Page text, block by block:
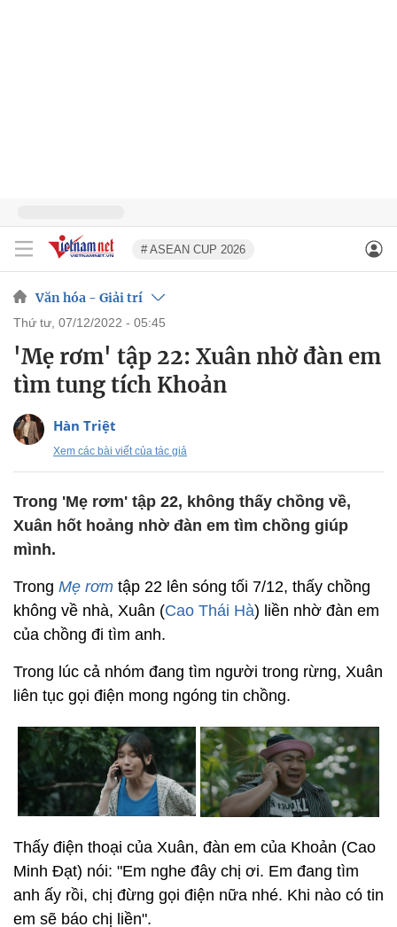
# ASEAN CUP 2026
Văn hóa - Giải trí
thứ tư, 07/12/2022 - 05:45
'Mẹ rơm' tập 22: Xuân nhờ đàn em
tìm tung tích Khoản
Hàn Triệt
Xem các bài viết của tác giả
Trong 'Mẹ rơm' tập 22, không thấy chồng về,
Xuân hốt hoảng nhờ đàn em tìm chồng giúp
mình.
Trong Mẹ rơm tập 22 lên sóng tối 7/12, thấy chồng
không về nhà, Xuân (Cao Thái Hà) liền nhờ đàn em
của chồng đi tìm anh.
Trong lúc cả nhóm đang tìm người trong rừng, Xuân
liên tục gọi điện mong ngóng tin chồng.
Thấy điện thoại của Xuân, đàn em của Khoản (Cao
Minh Đạt) nói: "Em nghe đây chị ơi. Em đang tìm
anh ấy rồi, chị đừng gọi điện nữa nhé. Khi nào có tin
em sẽ báo chị liền".